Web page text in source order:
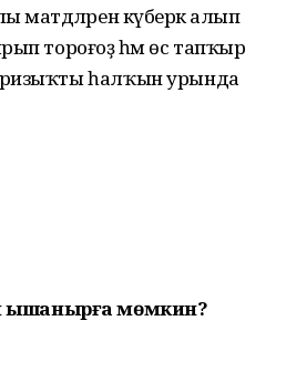
матдәләрен күберәк алып
тороғоҙ һәм өс тапҡыр
ризыҡты һалҡын урында
ышанырға мөмкин?